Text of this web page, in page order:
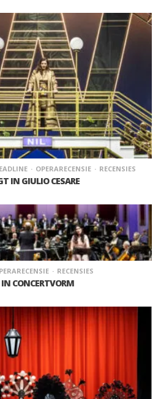
OPERARECENSIE RECENSIES
IN GIULIO CESARE
RECENSIES
CONCERTVORM